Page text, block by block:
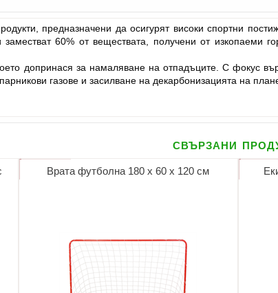
предназначени да осигурят високи спортни
60% от веществата, получени от изкопаеми
допринася за намаляване на отпадъците. С фокус
газове и засилване на декарбонизацията на
свързани
Врата футболна 180 х 60 х 120 см